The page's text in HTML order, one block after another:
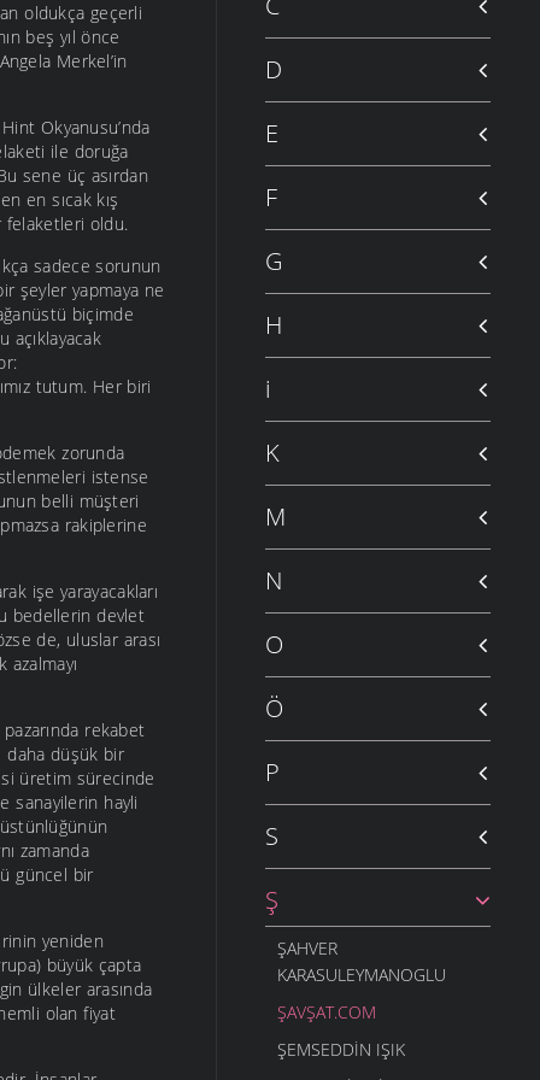
oldukça geçerli
beş yıl önce
Merkel’in
Okyanusu’nda
ile doruğa
sene üç asırdan
en sıcak kış
felaketleri oldu.
sadece sorunun
şeyler yapmaya ne
biçimde
açıklayacak
tutum. Her biri
zorunda
istense
belli müşteri
rakiplerine
işe yarayacakları
bedellerin devlet
de, uluslar arası
rekabet
daha düşük bir
üretim sürecinde
sanayilerin hayli
zamanda
güncel bir
yeniden
büyük çapta
ülkeler arasında
olan fiyat
D
E
F
G
H
i
K
M
N
O
Ö
P
S
Ş
ŞAHVER
KARASULEYMANOGLU
ŞAVŞAT.COM
ŞEMSEDDIN IŞIK